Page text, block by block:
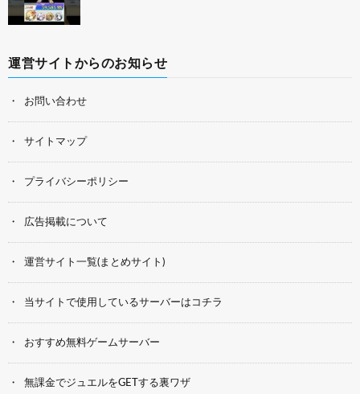
運営サイトからのお知らせ
お問い合わせ
サイトマップ
プライバシーポリシー
広告掲載について
運営サイト一覧(まとめサイト)
当サイトで使用しているサーバーはコチラ
おすすめ無料ゲームサーバー
無課金でジュエルをGETする裏ワザ